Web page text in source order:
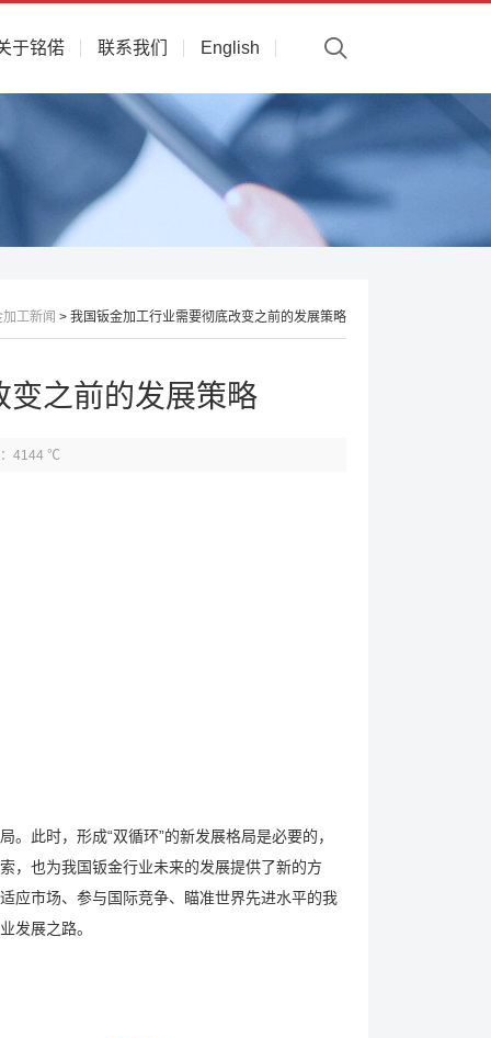
于铭偌 联系我们 English
工新闻 > 我国钣金加工行业需要彻底改变之前的发展策略
变之前的发展策略
4144 ℃
此时，形成“双循环”的新发展格局是必要的，
，也为我国钣金行业未来的发展提供了新的方
应市场、参与国际竞争、瞄准世界先进水平的我
发展之路。